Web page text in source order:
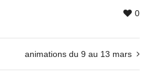
0
animations du 9 au 13 mars